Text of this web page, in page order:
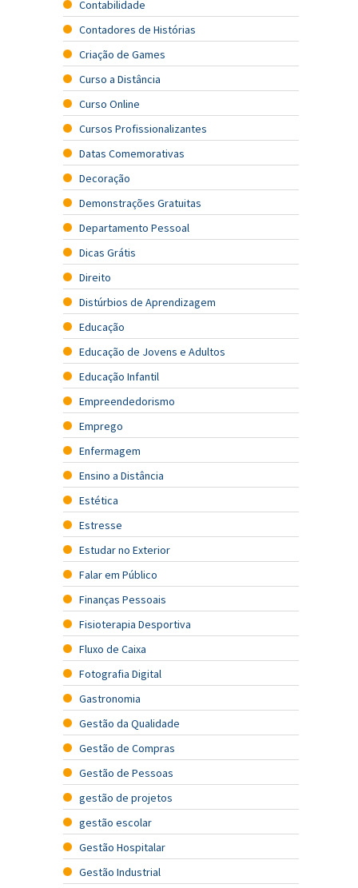
Contabilidade
Contadores de Histórias
Criação de Games
Curso a Distância
Curso Online
Cursos Profissionalizantes
Datas Comemorativas
Decoração
Demonstrações Gratuitas
Departamento Pessoal
Dicas Grátis
Direito
Distúrbios de Aprendizagem
Educação
Educação de Jovens e Adultos
Educação Infantil
Empreendedorismo
Emprego
Enfermagem
Ensino a Distância
Estética
Estresse
Estudar no Exterior
Falar em Público
Finanças Pessoais
Fisioterapia Desportiva
Fluxo de Caixa
Fotografia Digital
Gastronomia
Gestão da Qualidade
Gestão de Compras
Gestão de Pessoas
gestão de projetos
gestão escolar
Gestão Hospitalar
Gestão Industrial